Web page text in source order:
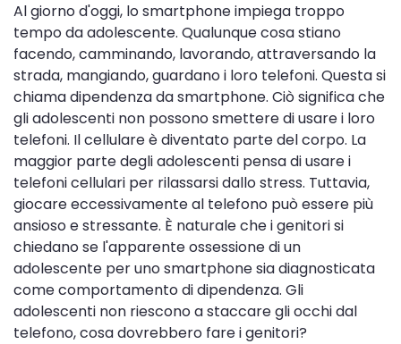
Al giorno d'oggi, lo smartphone impiega troppo
tempo da adolescente. Qualunque cosa stiano
facendo, camminando, lavorando, attraversando la
strada, mangiando, guardano i loro telefoni. Questa si
chiama dipendenza da smartphone. Ciò significa che
gli adolescenti non possono smettere di usare i loro
telefoni. Il cellulare è diventato parte del corpo. La
maggior parte degli adolescenti pensa di usare i
telefoni cellulari per rilassarsi dallo stress. Tuttavia,
giocare eccessivamente al telefono può essere più
ansioso e stressante. È naturale che i genitori si
chiedano se l'apparente ossessione di un
adolescente per uno smartphone sia diagnosticata
come comportamento di dipendenza. Gli
adolescenti non riescono a staccare gli occhi dal
telefono, cosa dovrebbero fare i genitori?